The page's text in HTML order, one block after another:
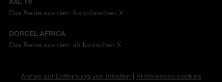
Das Beste aus dem französischen X
DORCEL AFRICA
Das Beste aus dem afrikanischen X
Antrag auf Entfernung von Inhalten | Préférences cookies